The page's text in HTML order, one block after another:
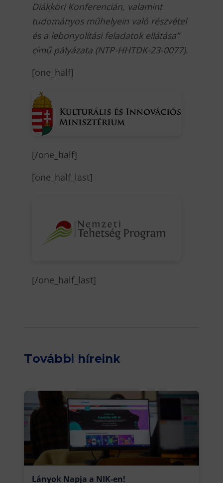
Diákköri Konferencián, valamint
tudományos műhelyein való részvétel
és a lebonyolítási feladatok ellátása”
című pályázata (NTP-HHTDK-23-0077).
[one_half]
[/one_half]
[one_half_last]
[/one_half_last]
További híreink
Lányok Napja a NIK-en!